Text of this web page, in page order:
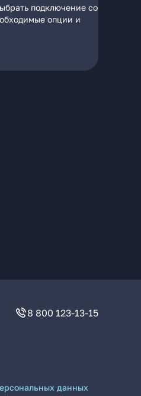
подключение со
опции и
8 800 123-13-15
данных